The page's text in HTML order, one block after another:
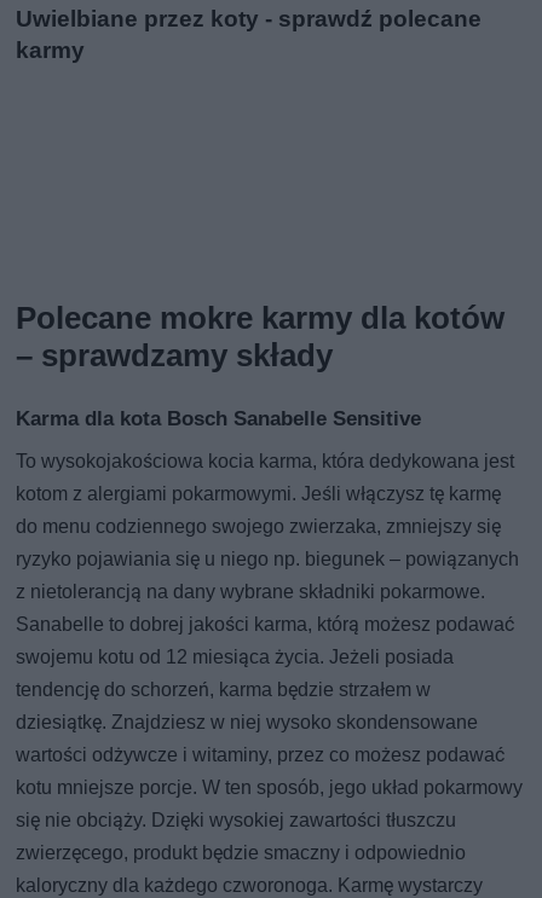
Uwielbiane przez koty - sprawdź polecane
karmy
Polecane mokre karmy dla kotów
– sprawdzamy składy
Karma dla kota Bosch Sanabelle Sensitive
To wysokojakościowa kocia karma, która dedykowana jest
kotom z alergiami pokarmowymi. Jeśli włączysz tę karmę
do menu codziennego swojego zwierzaka, zmniejszy się
ryzyko pojawiania się u niego np. biegunek – powiązanych
z nietolerancją na dany wybrane składniki pokarmowe.
Sanabelle to dobrej jakości karma, którą możesz podawać
swojemu kotu od 12 miesiąca życia. Jeżeli posiada
tendencję do schorzeń, karma będzie strzałem w
dziesiątkę. Znajdziesz w niej wysoko skondensowane
wartości odżywcze i witaminy, przez co możesz podawać
kotu mniejsze porcje. W ten sposób, jego układ pokarmowy
się nie obciąży. Dzięki wysokiej zawartości tłuszczu
zwierzęcego, produkt będzie smaczny i odpowiednio
kaloryczny dla każdego czworonoga. Karmę wystarczy